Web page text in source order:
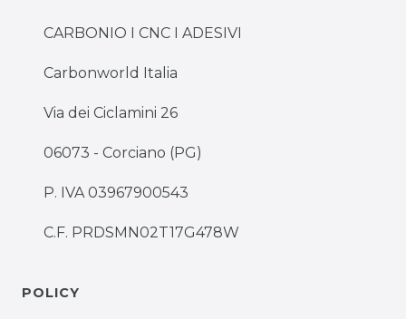
CARBONIO I CNC I ADESIVI
Carbonworld Italia
Via dei Ciclamini 26
06073 - Corciano (PG)
P. IVA 03967900543
C.F. PRDSMN02T17G478W
POLICY